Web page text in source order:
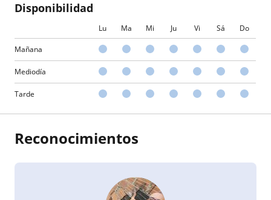
Disponibilidad
Lu Ma Mi Ju Vi Sá Do
Mañana
Mediodía
Tarde
Reconocimientos